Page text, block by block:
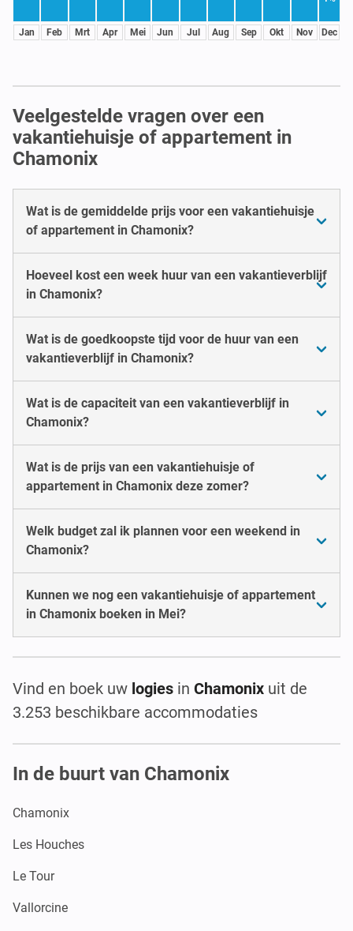
Jan Feb Mrt Apr Mei Jun Jul Aug Sep Okt Nov Dec
Veelgestelde vragen over een
vakantiehuisje of appartement in
Chamonix
Wat is de gemiddelde prijs voor een vakantiehuisje
of appartement in Chamonix?
Hoeveel kost een week huur van een vakantieverblijf
in Chamonix?
Wat is de goedkoopste tijd voor de huur van een
vakantieverblijf in Chamonix?
Wat is de capaciteit van een vakantieverblijf in
Chamonix?
Wat is de prijs van een vakantiehuisje of
appartement in Chamonix deze zomer?
Welk budget zal ik plannen voor een weekend in
Chamonix?
Kunnen we nog een vakantiehuisje of appartement
in Chamonix boeken in Mei?
Vind en boek uw logies in Chamonix uit de
3.253 beschikbare accommodaties
In de buurt van Chamonix
Chamonix
Les Houches
Le Tour
Vallorcine